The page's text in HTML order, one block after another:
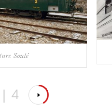
Soulé
4